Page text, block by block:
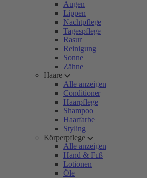
Augen
Lippen
Nachtpflege
Tagespflege
Rasur
Reinigung
Sonne
Zähne
Haare
Alle anzeigen
Conditioner
Haarpflege
Shampoo
Haarfarbe
Styling
Körperpflege
Alle anzeigen
Hand & Fuß
Lotionen
Öle